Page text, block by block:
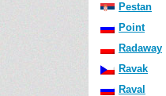
Pestan
Point
Radaway
Ravak
Raval